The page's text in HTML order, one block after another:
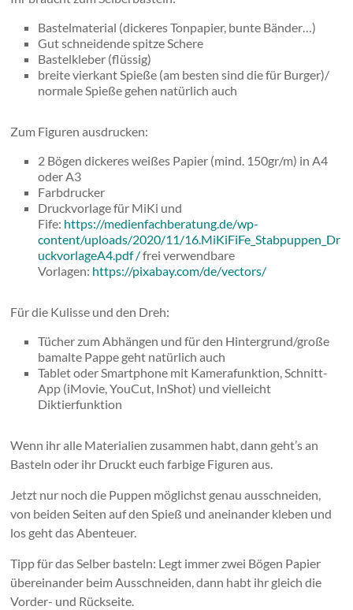
Bastelmaterial (dickeres Tonpapier, bunte Bänder…)
Gut schneidende spitze Schere
Bastelkleber (flüssig)
breite vierkant Spieße (am besten sind die für Burger)/
normale Spieße gehen natürlich auch
Zum Figuren ausdrucken:
2 Bögen dickeres weißes Papier (mind. 150gr/m) in A4
oder A3
Farbdrucker
Druckvorlage für MiKi und
Fife: https://medienfachberatung.de/wp-
content/uploads/2020/11/16.MiKiFiFe_Stabpuppen_Dr
uckvorlageA4.pdf /frei verwendbare
Vorlagen: https://pixabay.com/de/vectors/
Für die Kulisse und den Dreh:
Tücher zum Abhängen und für den Hintergrund/große
bamalte Pappe geht natürlich auch
Tablet oder Smartphone mit Kamerafunktion, Schnitt-
App (iMovie, YouCut, InShot) und vielleicht
Diktierfunktion
Wenn ihr alle Materialien zusammen habt, dann geht’s an
Basteln oder ihr Druckt euch farbige Figuren aus.
Jetzt nur noch die Puppen möglichst genau ausschneiden,
von beiden Seiten auf den Spieß und aneinander kleben und
los geht das Abenteuer.
Tipp für das Selber basteln: Legt immer zwei Bögen Papier
übereinander beim Ausschneiden, dann habt ihr gleich die
Vorder- und Rückseite.